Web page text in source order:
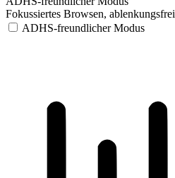
Fokussiertes Browsen, ablenkungsfrei
ADHS-freundlicher Modus